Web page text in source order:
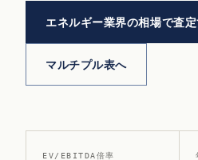
エネルギー業界の相場で査
マルチプル表へ
EV/EBITDA倍率